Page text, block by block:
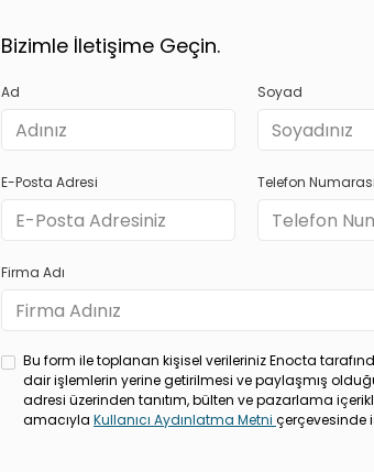
Bizimle İletişime Geçin.
Ad Soyad
E-Posta Adresi Telefon Numarası
Firma Adı
Bu form ile toplanan kişisel verileriniz Enocta
dair işlemlerin yerine getirilmesi ve paylaşmış
adresi üzerinden tanıtım, bülten ve pazarlama
amacıyla Kullanıcı Aydınlatma Metni çerçevesinde